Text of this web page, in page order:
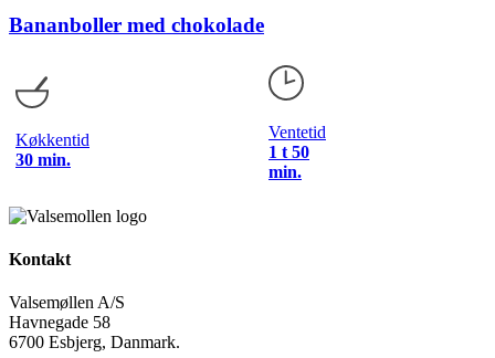
Bananboller med chokolade
Køkkentid
30 min.
Ventetid
1 t 50
min.
Kontakt
Valsemøllen A/S
Havnegade 58
6700 Esbjerg, Danmark.